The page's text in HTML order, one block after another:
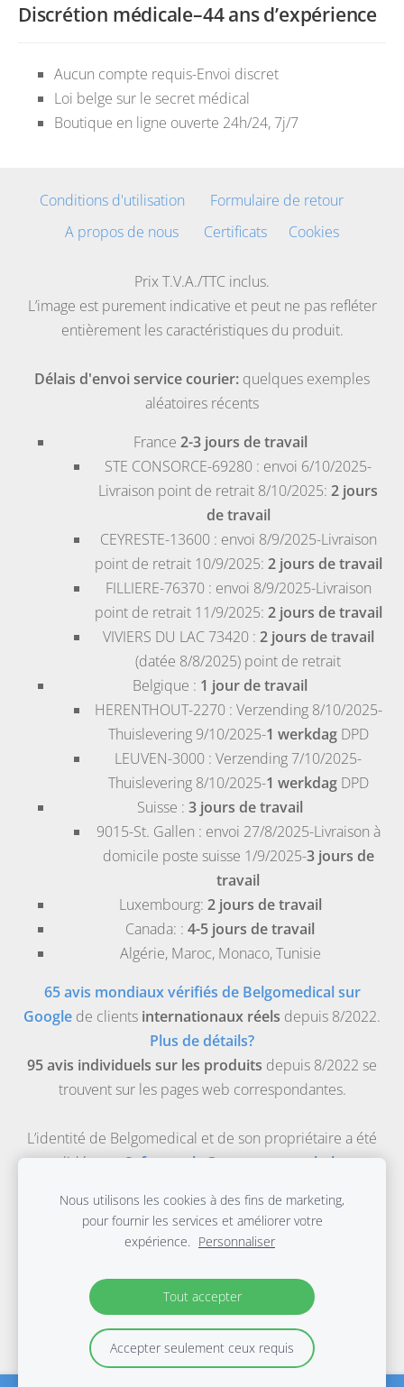
Discrétion médicale–44 ans d’expérience
Aucun compte requis-Envoi discret
Loi belge sur le secret médical
Boutique en ligne ouverte 24h/24, 7j/7
Conditions d'utilisation
Formulaire de retour
A propos de nous
Certificats Cookies
Prix T.V.A./TTC inclus.
L’image est purement indicative et peut ne pas refléter
entièrement les caractéristiques du produit.
Délais d'envoi service courier: quelques exemples
aléatoires récents
France 2-3 jours de travail
STE CONSORCE-69280 : envoi 6/10/2025-
Livraison point de retrait 8/10/2025: 2 jours
de travail
CEYRESTE-13600: envoi 8/9/2025-Livraison
point de retrait 10/9/2025: 2 jours de travail
FILLIERE-76370: envoi 8/9/2025-Livraison
point de retrait 11/9/2025: 2 jours de travail
VIVIERS DU LAC 73420: 2 jours de travail
(datée 8/8/2025) point de retrait
Belgique : 1 jour de travail
HERENTHOUT-2270: Verzending 8/10/2025-
Thuislevering 9/10/2025-1 werkdagDPD
LEUVEN-3000 : Verzending 7/10/2025-
Thuislevering 8/10/2025-1 werkdagDPD
Suisse : 3 jours de travail
9015-St. Gallen : envoi 27/8/2025-Livraison à
domicile poste suisse 1/9/2025-3 jours de
travail
Luxembourg: 2 jours de travail
Canada: : 4-5 jours de travail
Algérie, Maroc, Monaco,Tunisie
65 avis mondiaux vérifiés de Belgomedical sur
Google de clients internationaux réels depuis 8/2022.
Plus de détails?
95 avis individuels sur les produits depuis 8/2022 se
trouvent sur les pages web correspondantes.
L’identité de Belgomedical et de son propriétaire a été
validée parSafeonweb-Gouvernement belge.
Evidence Based Materials bv, une entreprise médicale
enregistrée pour la distribution et la commercialisation
d’agrément FAGG : BE/CA01/1-11763.
© 2003-2026 Belgomedical, tous droits réservés.
Nous utilisons les cookies à des fins de marketing,
pour fournir les services et améliorer votre
expérience. Personnaliser
Tout accepter
Accepter seulement ceux requis